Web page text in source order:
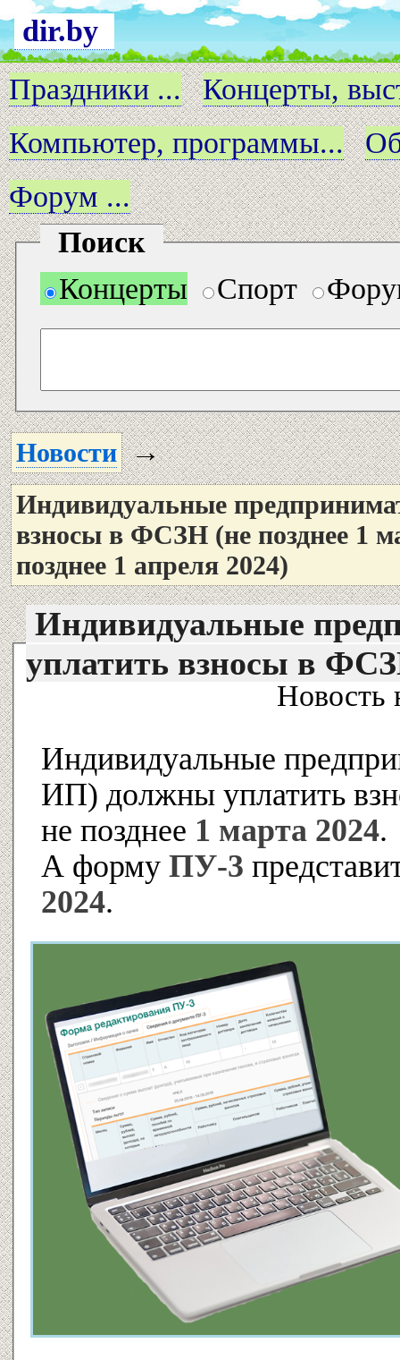
dir.by
Праздники ...
Концерты,
Компьютер, программы...
Форум ...
Поиск
Концерты
Спорт
Новости→
Индивидуальные
взносы в ФСЗН (не позднее 1
позднее 1 апреля 2024)
Индивидуальные
уплатить взносы в
Новость
Индивидуальные
ИП) должны уплатить
не позднее 1 марта 2024.
А форму ПУ-3
2024.